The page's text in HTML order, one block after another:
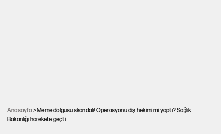
Anasayfa > Meme dolgusu skandalı! Operasyonu diş hekimi mi yaptı? Sağlık
Bakanlığı harekete geçti